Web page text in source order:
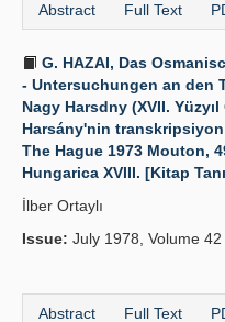
Abstract Full Text
G. HAZAI, Das
- Untersuchungen an den
Nagy Harsdny (XVII.
Harsány'nin
The Hague 1973 Mouton,
Hungarica XVIII. [Kitap
İlber Ortaylı
Issue: July 1978, Volume
Abstract Full Text